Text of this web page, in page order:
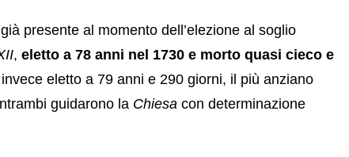
presente al momento dell’elezione al soglio
, eletto a 78 anni nel 1730 e morto quasi cieco e
eletto a 79 anni e 290 giorni, il più anziano
guidarono la Chiesa con determinazione